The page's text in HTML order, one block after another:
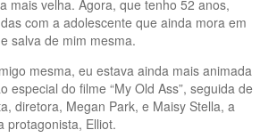
mais velha. Agora, que tenho 52 anos,
com a adolescente que ainda mora em
salva de mim mesma.
mesma, eu estava ainda mais animada
especial do filme “My Old Ass”, seguida de
diretora, Megan Park, e Maisy Stella, a
protagonista, Elliot.